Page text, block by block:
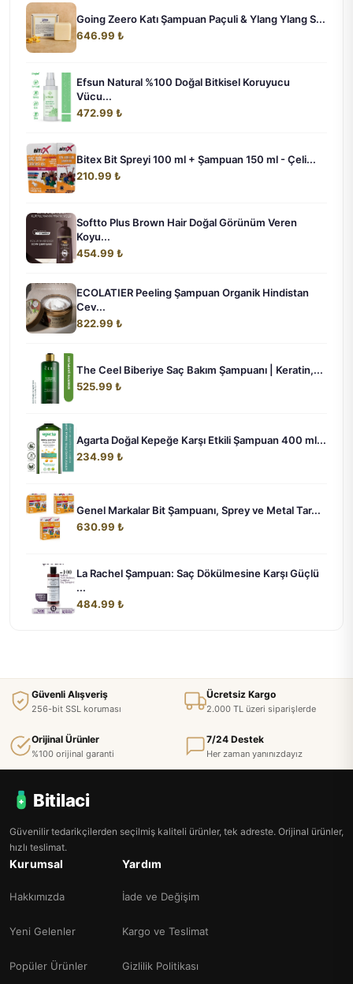
Going Zeero Katı Şampuan Paçuli & Ylang Ylang S...
646.99 ₺
Efsun Natural %100 Doğal Bitkisel Koruyucu
Vücu...
472.99 ₺
Bitex Bit Spreyi 100 ml + Şampuan 150 ml - Çeli...
210.99 ₺
Softto Plus Brown Hair Doğal Görünüm Veren
Koyu...
454.99 ₺
ECOLATIER Peeling Şampuan Organik Hindistan
Cev...
822.99 ₺
The Ceel Biberiye Saç Bakım Şampuanı | Keratin,...
525.99 ₺
Agarta Doğal Kepeğe Karşı Etkili Şampuan 400 ml...
234.99 ₺
Genel Markalar Bit Şampuanı, Sprey ve Metal Tar...
630.99 ₺
La Rachel Şampuan: Saç Dökülmesine Karşı Güçlü
...
484.99 ₺
Güvenli Alışveriş
256-bit SSL koruması
Ücretsiz Kargo
2.000 TL üzeri siparişlerde
Orijinal Ürünler
%100 orijinal garanti
7/24 Destek
Her zaman yanınızdayız
Bitilaci
Güvenilir tedarikçilerden seçilmiş kaliteli ürünler, tek adreste. Orijinal ürünler,
hızlı teslimat.
Kurumsal
Hakkımızda
Yeni Gelenler
Popüler Ürünler
Yardım
İade ve Değişim
Kargo ve Teslimat
Gizlilik Politikası